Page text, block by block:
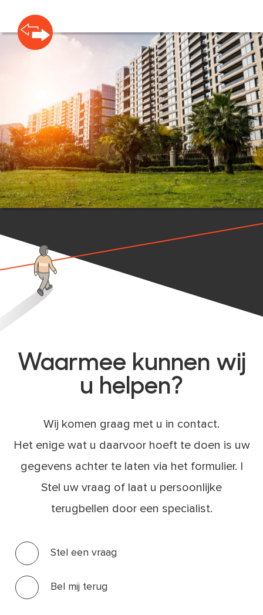
Waarmee kunnen wij
u helpen?
Wij komen graag met u in contact.
Het enige wat u daarvoor hoeft te doen is uw
gegevens achter te laten via het formulier. |
Stel uw vraag of laat u persoonlijke
terugbellen door een specialist.
Stel een vraag
Bel mij terug